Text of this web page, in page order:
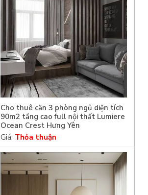
Cho thuê căn 3 phòng ngủ diện tích
90m2 tầng cao full nội thất Lumiere
Ocean Crest Hưng Yên
Giá: Thỏa thuận